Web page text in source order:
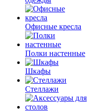
Офисные кресла
Полки настенные
Шкафы
Стеллажи